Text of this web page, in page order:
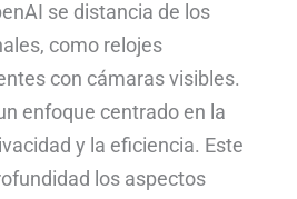
se distancia de los
como relojes
con cámaras visibles.
enfoque centrado en la
y la eficiencia. Este
los aspectos